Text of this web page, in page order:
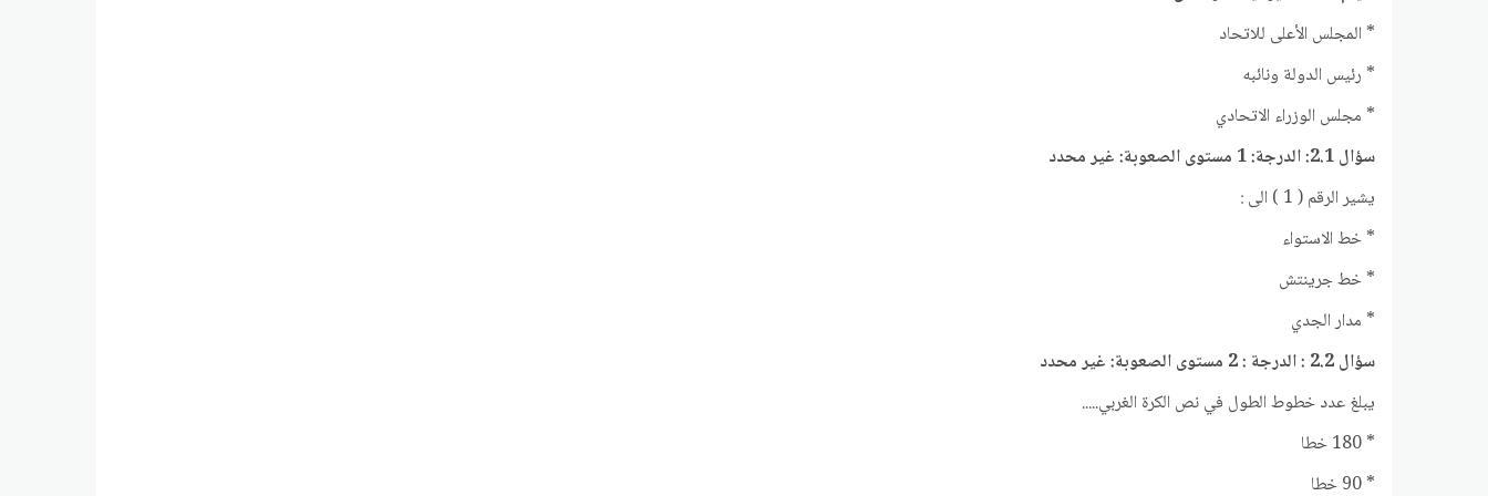
* المجلس الأعلى للاتحاد
* رئيس الدولة ونائبه
* مجلس الوزراء الاتحادي
سؤال 2.1: الدرجة: 1 مستوى الصعوبة: غير محدد
يشير الرقم ( 1 ) الى :
* خط الاستواء
* خط جرينتش
* مدار الجدي
سؤال 2.2 : الدرجة : 2 مستوى الصعوبة: غير محدد
يبلغ عدد خطوط الطول في نص الكرة الغربي.....
* 180 خطا
* 90 خطا